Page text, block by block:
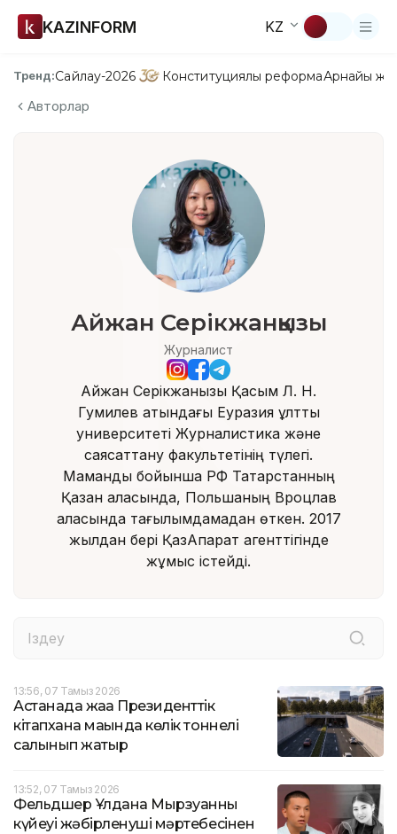
KAZINFORM KZ
Тренд:Сайлау-2026 Конституциялық реформаАрнайы
Авторлар
Айжан Серікжанқызы
Журналист
Айжан Серікжанқызы Қасым Л. Н.
Гумилев атындағы Еуразия ұлттық
университеті Журналистика және
саясаттану факультетінің түлегі.
Мамандық бойынша РФ Татарстанның
Қазан қаласында, Польшаның Вроцлав
қаласында тағылымдамадан өткен. 2017
жылдан бері ҚазАқпарат агенттігінде
жұмыс істейді.
13:56, 07 Тамыз 2026
Астанада жаңа Президенттік
кітапхана маңында көлік тоннелі
салынып жатыр
13:52, 07 Тамыз 2026
Фельдшер Ұлдана Мырзуанның
күйеуі жәбірленуші мәртебесінен